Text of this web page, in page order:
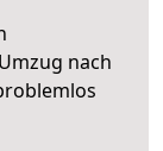
nach